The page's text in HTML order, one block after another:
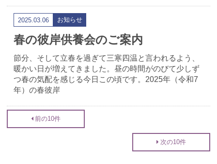
2025.03.06 お知らせ
春の彼岸供養会のご案内
節分、そして立春を過ぎて三寒四温と言われるよう、
暖かい日が増えてきました。昼の時間がのびて少しず
つ春の気配を感じる今日この頃です。2025年（令和7
年）の春彼岸
前の10件
次の10件